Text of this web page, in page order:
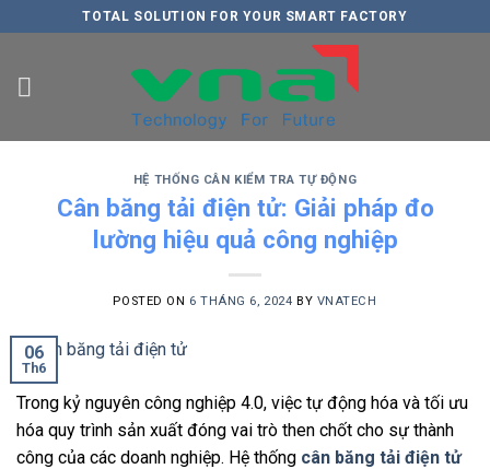
to
TOTAL SOLUTION FOR YOUR SMART FACTORY
HỆ THỐNG CÂN KIỂM TRA TỰ ĐỘNG
Cân băng tải điện tử: Giải pháp đo
lường hiệu quả công nghiệp
POSTED ON 6 THÁNG 6, 2024 BY VNATECH
06
Th6
Trong kỷ nguyên công nghiệp 4.0, việc tự động hóa và tối ưu
hóa quy trình sản xuất đóng vai trò then chốt cho sự thành
công của các doanh nghiệp. Hệ thống cân băng tải điện tử